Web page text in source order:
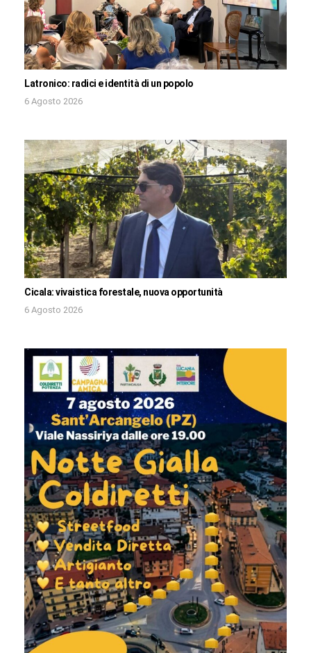
Latronico: radici e identità di un popolo
6 Agosto 2026
Cicala: vivaistica forestale, nuova opportunità
6 Agosto 2026